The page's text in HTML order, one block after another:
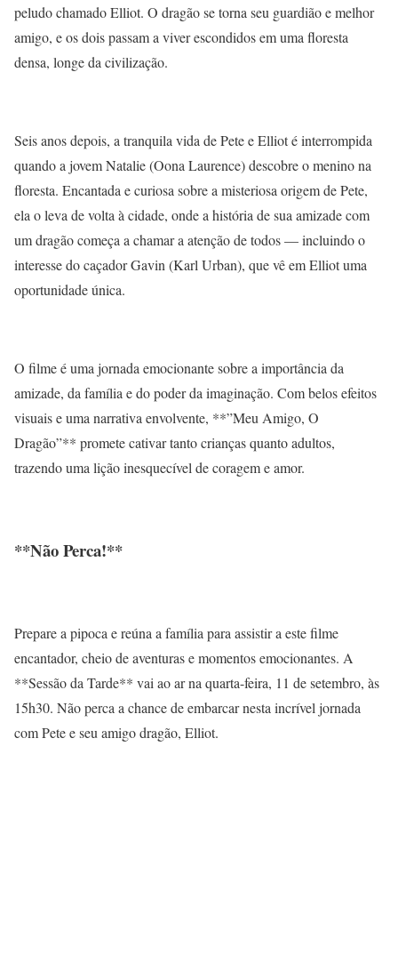
peludo chamado Elliot. O dragão se torna seu guardião e melhor
amigo, e os dois passam a viver escondidos em uma floresta
densa, longe da civilização.
Seis anos depois, a tranquila vida de Pete e Elliot é interrompida
quando a jovem Natalie (Oona Laurence) descobre o menino na
floresta. Encantada e curiosa sobre a misteriosa origem de Pete,
ela o leva de volta à cidade, onde a história de sua amizade com
um dragão começa a chamar a atenção de todos — incluindo o
interesse do caçador Gavin (Karl Urban), que vê em Elliot uma
oportunidade única.
O filme é uma jornada emocionante sobre a importância da
amizade, da família e do poder da imaginação. Com belos efeitos
visuais e uma narrativa envolvente, **”Meu Amigo, O
Dragão”** promete cativar tanto crianças quanto adultos,
trazendo uma lição inesquecível de coragem e amor.
**Não Perca!**
Prepare a pipoca e reúna a família para assistir a este filme
encantador, cheio de aventuras e momentos emocionantes. A
**Sessão da Tarde** vai ao ar na quarta-feira, 11 de setembro, às
15h30. Não perca a chance de embarcar nesta incrível jornada
com Pete e seu amigo dragão, Elliot.